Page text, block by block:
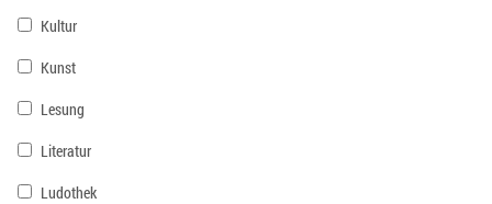
Kultur
Kunst
Lesung
Literatur
Ludothek